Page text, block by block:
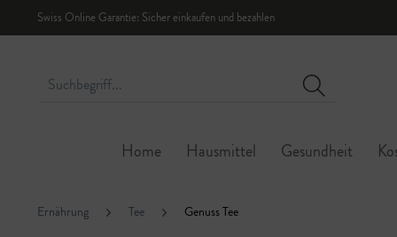
Swiss Online Garantie: Sicher einkaufen und bezahlen
Home Hausmittel Gesundheit
Ernährung Tee Genuss Tee